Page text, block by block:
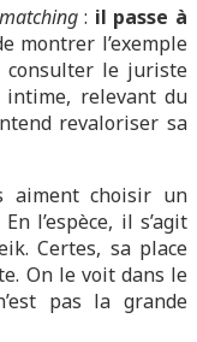
matching: il passe à
montrer l’exemple
consulter le juriste
intime, relevant du
revaloriser sa
aiment choisir un
l’espèce, il s’agit
Certes, sa place
On le voit dans le
pas la grande